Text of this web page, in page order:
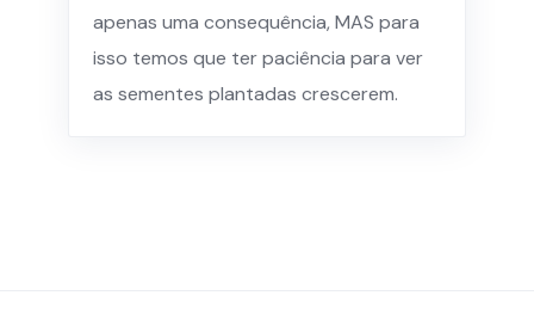
apenas uma consequência, MAS para
isso temos que ter paciência para ver
as sementes plantadas crescerem.